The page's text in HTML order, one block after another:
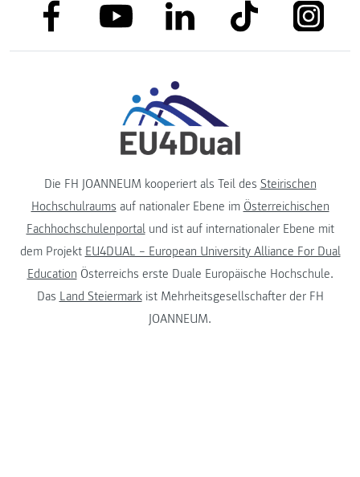
link to facebooklink to youtubelink to linkedinlink to tiktok
Die FH JOANNEUM kooperiert als Teil des Steirischen
Hochschulraums auf nationaler Ebene im Österreichischen
Fachhochschulenportalund ist auf internationaler Ebene mit
dem Projekt EU4DUAL – European University Alliance For Dual
Education Österreichs erste Duale Europäische Hochschule.
Das Land Steiermarkist Mehrheitsgesellschafter der FH
JOANNEUM.